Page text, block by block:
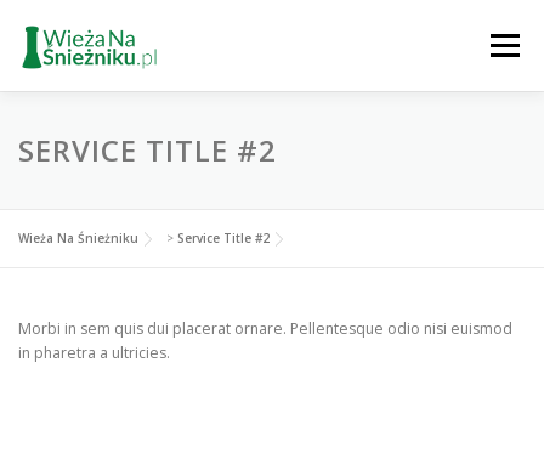
treści
Menu
PARKING INFO GALERIA
TURYSTYKA
SERVICE TITLE #2
Wieża Na Śnieżniku > Service Title #2
Morbi in sem quis dui placerat ornare. Pellentesque odio nisi euismod
in pharetra a ultricies.